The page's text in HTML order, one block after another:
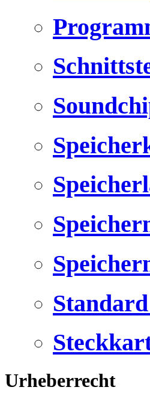
Urheberrecht